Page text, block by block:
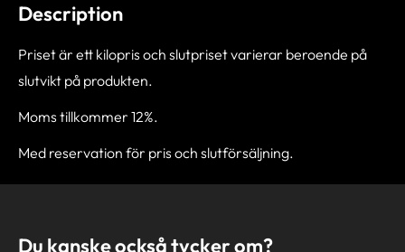
Description
Priset är ett kilopris och slutpriset varierar beroende på
slutvikt på produkten.
Moms tillkommer 12%.
Med reservation för pris och slutförsäljning.
Du kanske också tycker om?